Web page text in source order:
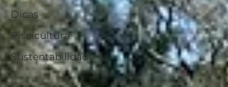
Dicas
Piscicultura
Sustentabilidade